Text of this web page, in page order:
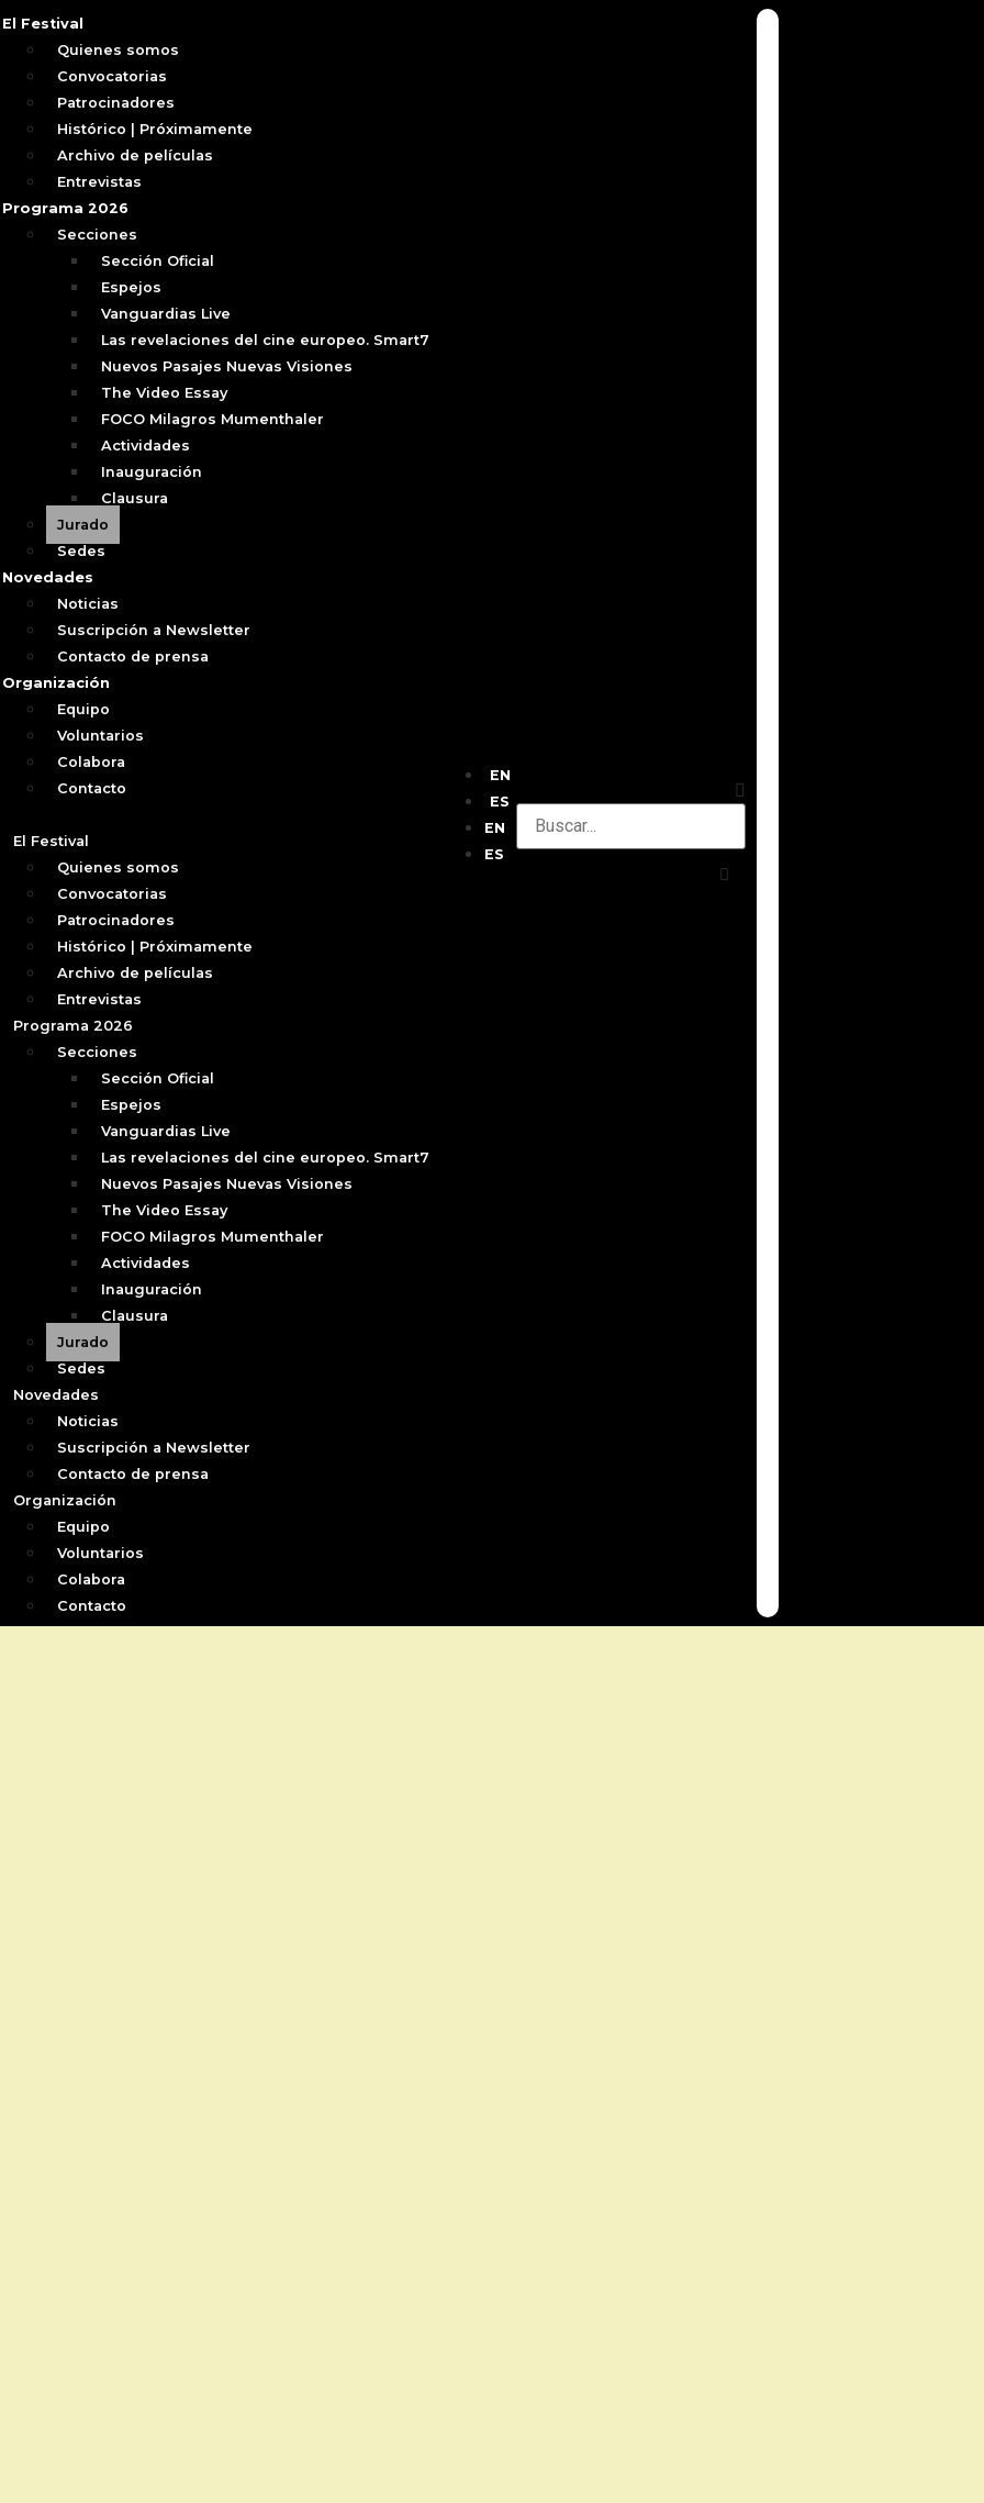
El Festival
Quienes somos
Convocatorias
Patrocinadores
Histórico | Próximamente
Archivo de películas
Entrevistas
Programa 2026
Secciones
Sección Oficial
Espejos
Vanguardias Live
Las revelaciones del cine europeo. Smart7
Nuevos Pasajes Nuevas Visiones
The Video Essay
FOCO Milagros Mumenthaler
Actividades
Inauguración
Clausura
Jurado
Sedes
Novedades
Noticias
Suscripción a Newsletter
Contacto de prensa
Organización
Equipo
Voluntarios
Colabora
Contacto
El Festival
Quienes somos
Convocatorias
Patrocinadores
Histórico | Próximamente
Archivo de películas
Entrevistas
Programa 2026
Secciones
Sección Oficial
Espejos
Vanguardias Live
Las revelaciones del cine europeo. Smart7
Nuevos Pasajes Nuevas Visiones
The Video Essay
FOCO Milagros Mumenthaler
Actividades
Inauguración
Clausura
Jurado
Sedes
Novedades
Noticias
Suscripción a Newsletter
Contacto de prensa
Organización
Equipo
Voluntarios
Colabora
Contacto
EN
ES
EN
ES